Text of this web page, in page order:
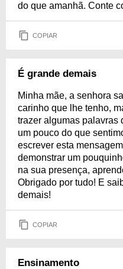
do que amanhã. Conte
COPIAR
É grande demais
Minha mãe, a senhora
carinho que lhe tenho,
trazer algumas palavras
um pouco do que
escrever esta
demonstrar um
na sua presença,
Obrigado por tudo! E
demais!
COPIAR
Ensinamento